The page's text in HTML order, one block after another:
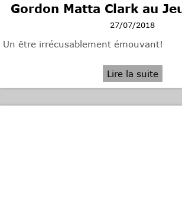
Gordon Matta Clark au
27/07/2018
Un être irrécusablement émouvant!
Lire la suite